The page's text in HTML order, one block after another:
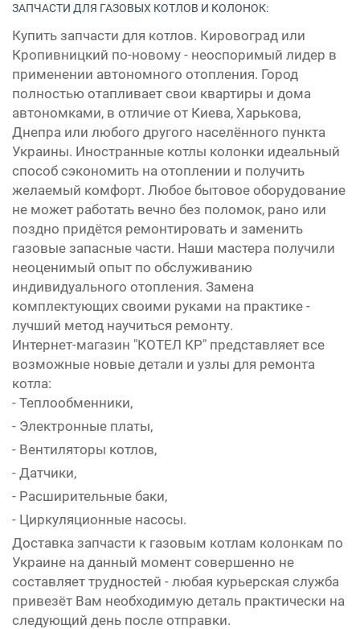
ЗАПЧАСТИ ДЛЯ ГАЗОВЫХ КОТЛОВ И КОЛОНОК:
Купить запчасти для котлов. Кировоград или
Кропивницкий по-новому - неоспоримый лидер в
применении автономного отопления. Город
полностью отапливает свои квартиры и дома
автономками, в отличие от Киева, Харькова,
Днепра или любого другого населённого пункта
Украины. Иностранные котлы колонки идеальный
способ сэкономить на отоплении и получить
желаемый комфорт. Любое бытовое оборудование
не может работать вечно без поломок, рано или
поздно придётся ремонтировать и заменить
газовые запасные части. Наши мастера получили
неоценимый опыт по обслуживанию
индивидуального отопления. Замена
комплектующих своими руками на практике -
лучший метод научиться ремонту.
Интернет-магазин "КОТЕЛ КР" представляет все
возможные новые детали и узлы для ремонта
котла:
- Теплообменники,
- Электронные платы,
- Вентиляторы котлов,
- Датчики,
- Расширительные баки,
- Циркуляционные насосы.
Доставка запчасти к газовым котлам колонкам по
Украине на данный момент совершенно не
составляет трудностей - любая курьерская служба
привезёт Вам необходимую деталь практически на
следующий день после отправки.